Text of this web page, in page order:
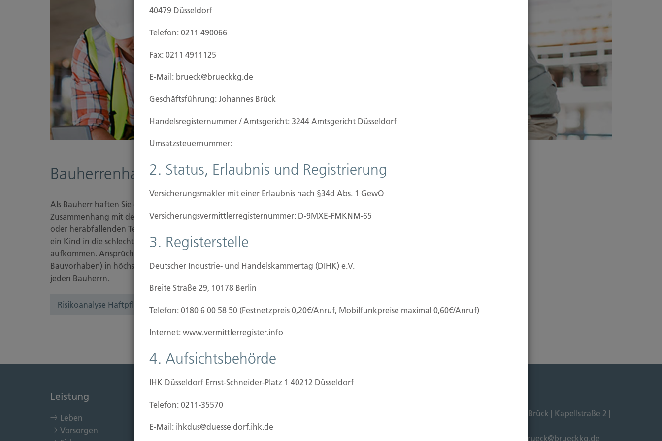
Bauherrenhaftpflicht-Versicherung
Als Bauherr haften Sie grundsätzlich ab Baubeginn und für alle Schäden, die Dritte im
Zusammenhang mit dem Bauobjekt erleiden. Wird zum Beispiel ein Passant von umstürzenden
oder herabfallenden Teilen verletzt, das Nachbarhaus beschädigt, ein PKW demoliert oder fällt
ein Kind in die schlecht ausgeleuchtete Baugrube, muss der Bauherr für den Schaden
aufkommen. Ansprüche Dritter können Ihre wirtschaftliche Existenz (und damit auch das
Bauvorhaben) in höchstem Maß gefährden. Deshalb ist dieser Versicherungsschutz ein Muss für
jeden Bauherrn.
Risikoanalyse Haftpflichtversicherung
Leistung
Leben
Vorsorgen
Baubeginn
| Inhaber: Dipl. Ökonom Johannes Brück | Kapellstraße 2 |
brueck@brueckkg.de
40479 Düsseldorf
Telefon: 0211 490066
Fax: 0211 4911125
E-Mail: brueck@brueckkg.de
Geschäftsführung: Johannes Brück
Handels­registernummer / Amtsgericht: 3244 Amtsgericht Düsseldorf
Umsatzsteuer­nummer:
2. Status, Erlaubnis und Registrierung
Versicherungsmakler mit einer Erlaubnis nach §34d Abs. 1 GewO
Versicherungs­vermittler­registernummer: D-9MXE-FMKNM-65
3. Registerstelle
Deutscher Industrie- und Handelskammertag (DIHK) e.V.
Breite Straße 29, 10178 Berlin
Telefon: 0180 6 00 58 50 (Festnetzpreis 0,20€/Anruf, Mobilfunkpreise maximal 0,60€/Anruf)
Internet: www.vermittlerregister.info
4. Aufsichtsbehörde
IHK Düsseldorf Ernst-Schneider-Platz 1 40212 Düsseldorf
Telefon: 0211-35570
E-Mail: ihkdus@duesseldorf.ihk.de